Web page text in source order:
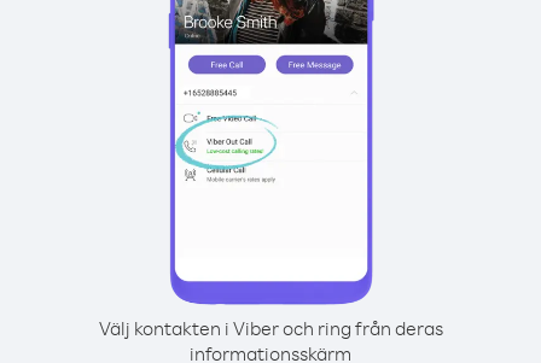
Välj kontakten i Viber och ring från deras
informationsskärm